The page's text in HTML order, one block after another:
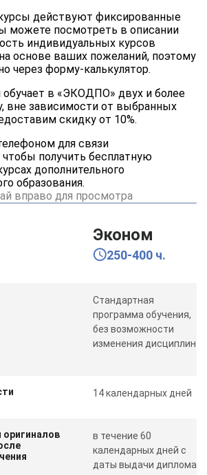
действуют фиксированные
можете посмотреть в описании
индивидуальных курсов
основе ваших пожеланий, поэтому
через форму-калькулятор.
обучает в «ЭКОДПО» двух и более
вне зависимости от выбранных
скидку от 10%.
для связи
чтобы получить бесплатную
дополнительного
образования.
вправо для просмотра
Эконом
250-400 ч.
Стандартная
программа обучения,
без возможности
изменения дисциплин
14 календарных дней
оригиналов
в течение 60
календарных дней с
даты выдачи диплома